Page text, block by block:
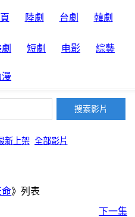
陸劇 台劇 韓劇
短劇 电影 綜藝
新上架 全部影片
命》列表
下一集